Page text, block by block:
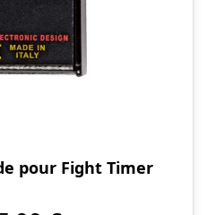
pour Fight Timer